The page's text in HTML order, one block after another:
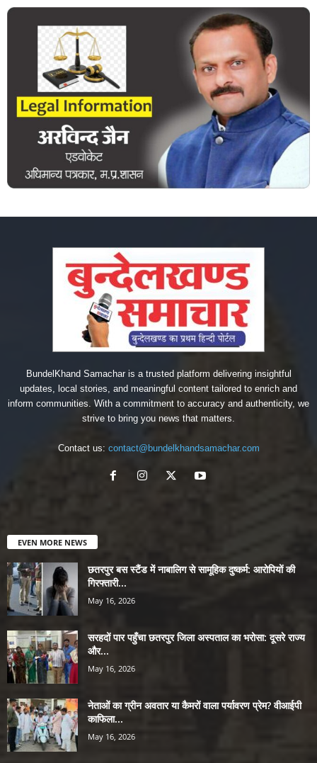
BundelKhand Samachar is a trusted platform delivering insightful
updates, local stories, and meaningful content tailored to enrich and
inform communities. With a commitment to accuracy and authenticity, we
strive to bring you news that matters.
Contact us: contact@bundelkhandsamachar.com
EVEN MORE NEWS
छतरपुर बस स्टैंड में नाबालिग से सामूहिक दुष्कर्म: आरोपियों की
गिरफ्तारी...
May 16, 2026
सरहदों पार पहुँचा छतरपुर जिला अस्पताल का भरोसा: दूसरे राज्य
और...
May 16, 2026
नेताओं का ग्रीन अवतार या कैमरों वाला पर्यावरण प्रेम? वीआईपी
काफिला...
May 16, 2026